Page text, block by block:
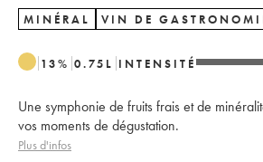
MINÉRAL VIN DE
13% 0.75 L INTENSITÉ
Une symphonie de fruits frais et de
vos moments de dégustation.
Plus d'infos